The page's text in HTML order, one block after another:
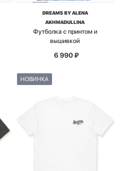
DREAMS BY ALENA
AKHMADULLINA
Футболка с принтом и
вышивкой
6 990₽
НОВИНКА